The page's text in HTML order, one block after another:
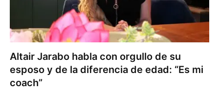
Altair Jarabo habla con orgullo de su
esposo y de la diferencia de edad: “Es mi
coach”